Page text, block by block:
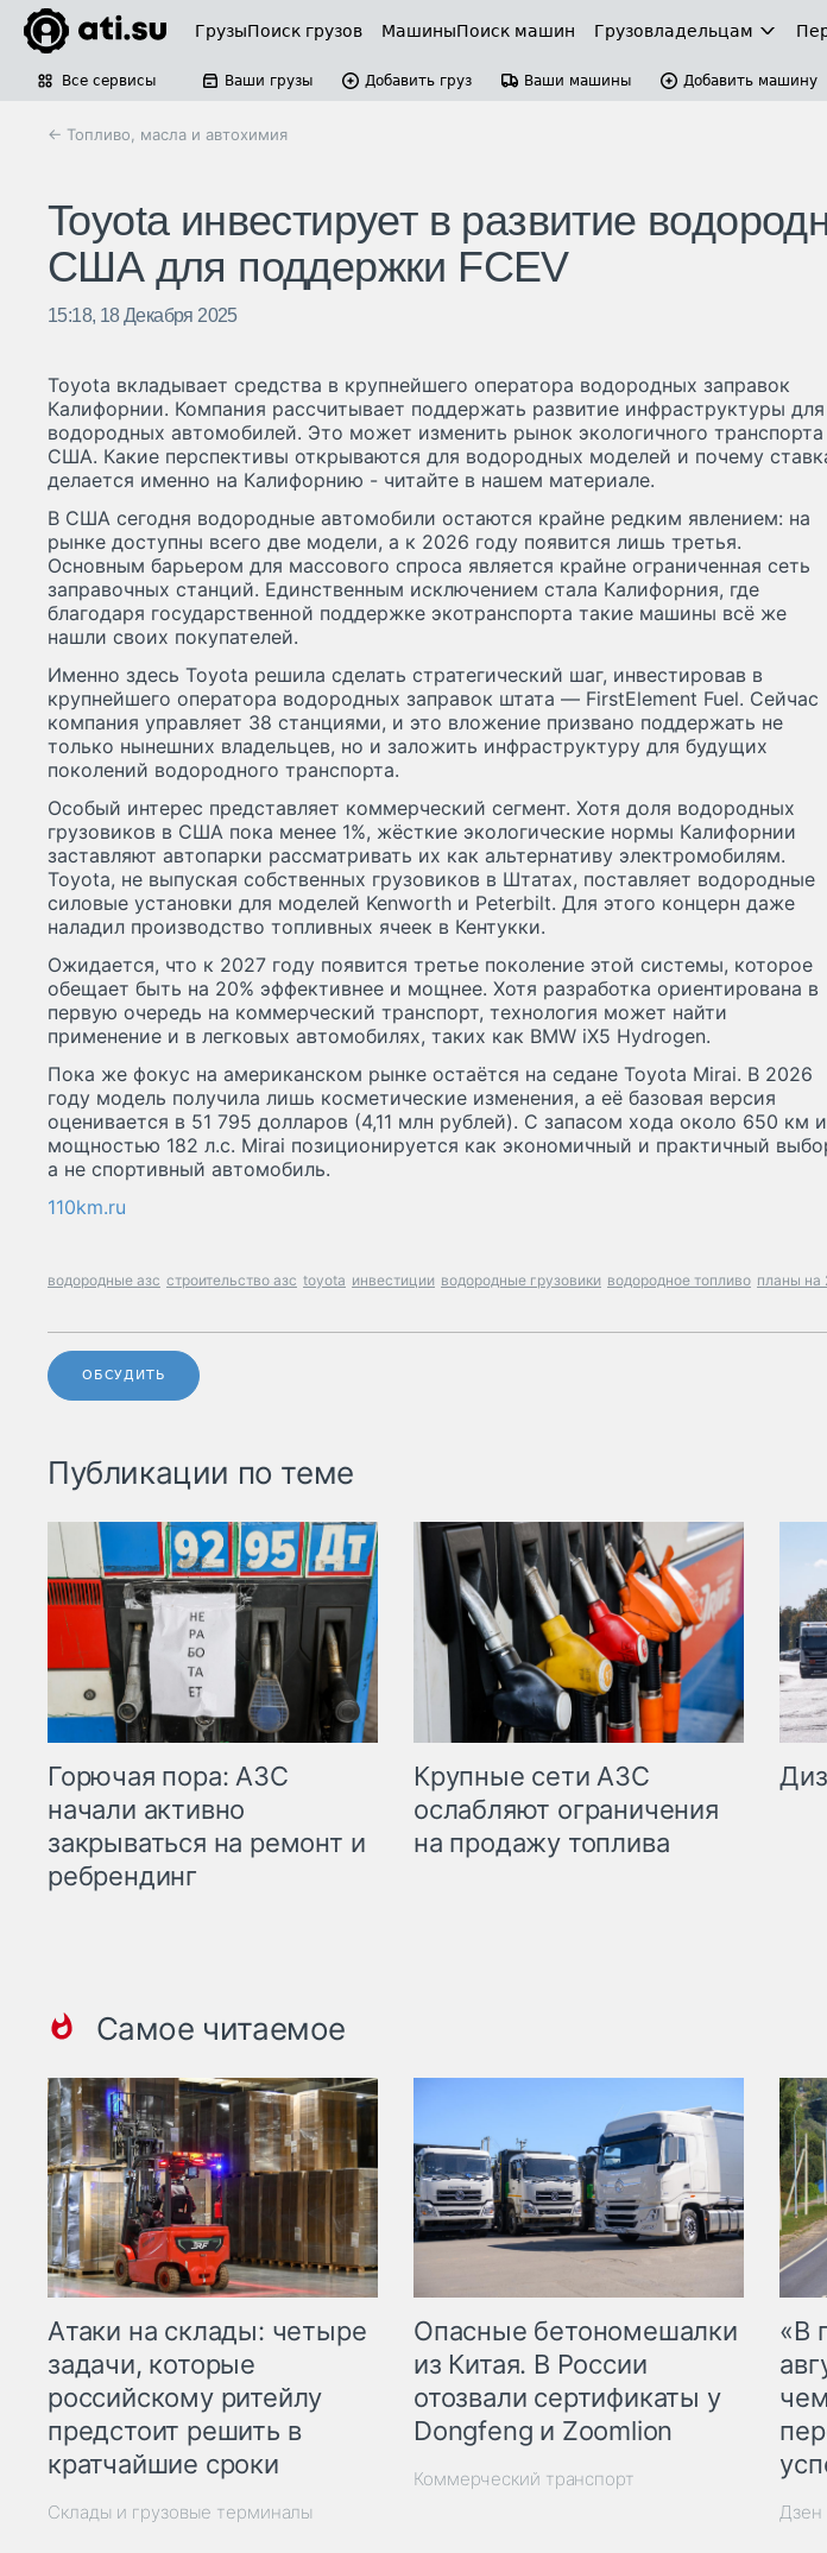
ГрузыПоиск грузов МашиныПоиск машин Грузовладельцам
Все сервисы Ваши грузы Добавить груз Ваши машины Добавить машину
← Топливо, масла и автохимия
Toyota инвестирует в развитие
США для поддержки FCEV
15:18, 18 Декабря 2025
Toyota вкладывает средства в крупнейшего оператора водородных заправок
Калифорнии. Компания рассчитывает поддержать развитие инфраструктуры для
водородных автомобилей. Это может изменить рынок экологичного транспорта
США. Какие перспективы открываются для водородных моделей и почему
делается именно на Калифорнию - читайте в нашем материале.
В США сегодня водородные автомобили остаются крайне редким явлением: на
рынке доступны всего две модели, а к 2026 году появится лишь третья.
Основным барьером для массового спроса является крайне ограниченная сеть
заправочных станций. Единственным исключением стала Калифорния, где
благодаря государственной поддержке экотранспорта такие машины всё же
нашли своих покупателей.
Именно здесь Toyota решила сделать стратегический шаг, инвестировав в
крупнейшего оператора водородных заправок штата — FirstElement Fuel. Сейчас
компания управляет 38 станциями, и это вложение призвано поддержать не
только нынешних владельцев, но и заложить инфраструктуру для будущих
поколений водородного транспорта.
Особый интерес представляет коммерческий сегмент. Хотя доля водородных
грузовиков в США пока менее 1%, жёсткие экологические нормы Калифорнии
заставляют автопарки рассматривать их как альтернативу электромобилям.
Toyota, не выпуская собственных грузовиков в Штатах, поставляет водородные
силовые установки для моделей Kenworth и Peterbilt. Для этого концерн даже
наладил производство топливных ячеек в Кентукки.
Ожидается, что к 2027 году появится третье поколение этой системы, которое
обещает быть на 20% эффективнее и мощнее. Хотя разработка ориентирована в
первую очередь на коммерческий транспорт, технология может найти
применение и в легковых автомобилях, таких как BMW iX5 Hydrogen.
Пока же фокус на американском рынке остаётся на седане Toyota Mirai. В 2026
году модель получила лишь косметические изменения, а её базовая версия
оценивается в 51 795 долларов (4,11 млн рублей). С запасом хода около 650 км и
мощностью 182 л.с. Mirai позиционируется как экономичный и практичный
а не спортивный автомобиль.
110km.ru
водородные азс строительство азс toyota инвестиции водородные грузовики водородное топливо планы на
ОБСУДИТЬ
Публикации по теме
Горючая пора: АЗС
начали активно
закрываться на ремонт и
ребрендинг
Крупные сети АЗС
ослабляют ограничения
на продажу топлива
Самое читаемое
Атаки на склады: четыре
задачи, которые
российскому ритейлу
предстоит решить в
кратчайшие сроки
Склады и грузовые терминалы
Опасные бетономешалки
из Китая. В России
отозвали сертификаты у
Dongfeng и Zoomlion
Коммерческий транспорт
«В
Дзен